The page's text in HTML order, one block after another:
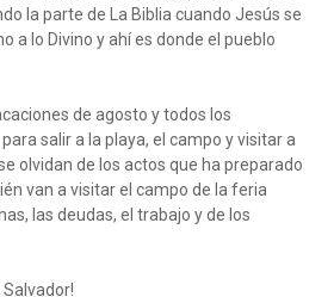
la parte de La Biblia cuando Jesús se
a lo Divino y ahí es donde el pueblo
de agosto y todos los
salir a la playa, el campo y visitar a
olvidan de los actos que ha preparado
van a visitar el campo de la feria
las deudas, el trabajo y de los
Salvador!